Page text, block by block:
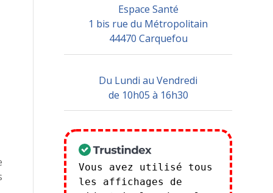
Espace Santé
1 bis rue du Métropolitain
44470 Carquefou
Du Lundi au Vendredi
de 10h05 à 16h30
Vous avez utilisé tous
les affichages de